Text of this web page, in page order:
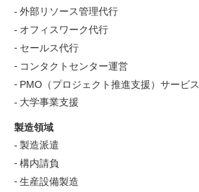
外部リソース管理代行
オフィスワーク代行
セールス代行
コンタクトセンター運営
PMO（プロジェクト推進支援）サービス
大学事業支援
製造領域
製造派遣
構内請負
生産設備製造